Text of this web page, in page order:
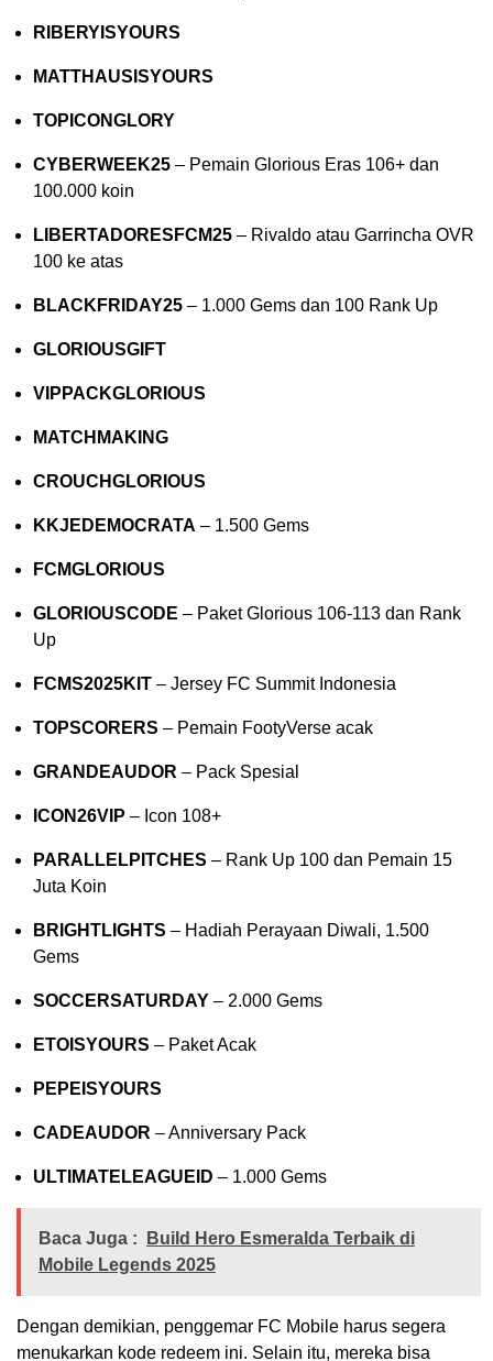
RIBERYISYOURS
MATTHAUSISYOURS
TOPICONGLORY
CYBERWEEK25 – Pemain Glorious Eras 106+ dan
100.000 koin
LIBERTADORESFCM25 – Rivaldo atau Garrincha OVR
100 ke atas
BLACKFRIDAY25 – 1.000 Gems dan 100 Rank Up
GLORIOUSGIFT
VIPPACKGLORIOUS
MATCHMAKING
CROUCHGLORIOUS
KKJEDEMOCRATA – 1.500 Gems
FCMGLORIOUS
GLORIOUSCODE – Paket Glorious 106-113 dan Rank
Up
FCMS2025KIT – Jersey FC Summit Indonesia
TOPSCORERS – Pemain FootyVerse acak
GRANDEAUDOR – Pack Spesial
ICON26VIP – Icon 108+
PARALLELPITCHES – Rank Up 100 dan Pemain 15
Juta Koin
BRIGHTLIGHTS – Hadiah Perayaan Diwali, 1.500
Gems
SOCCERSATURDAY – 2.000 Gems
ETOISYOURS – Paket Acak
PEPEISYOURS
CADEAUDOR – Anniversary Pack
ULTIMATELEAGUEID – 1.000 Gems
Baca Juga :
Build Hero Esmeralda Terbaik di
Mobile Legends 2025
Dengan demikian, penggemar FC Mobile harus segera
menukarkan kode redeem ini. Selain itu, mereka bisa